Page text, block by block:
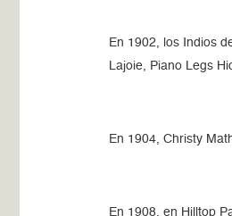
En 1902, los Indios
Lajoie, Piano Legs
En 1904, Christy
En 1908, en Hilltop